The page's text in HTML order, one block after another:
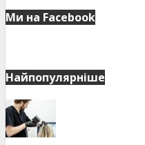
Ми на Facebook
Найпопулярніше